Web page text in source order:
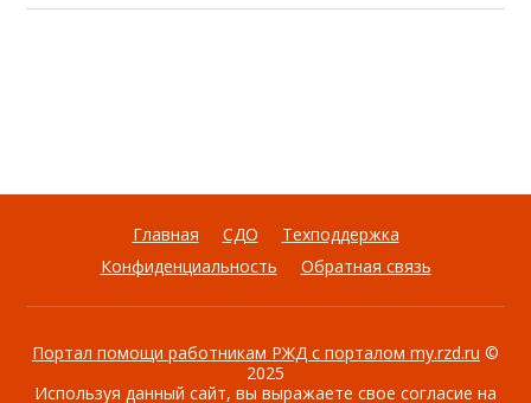
Главная СДО
Техподдержка
Конфиденциальность
Обратная связь
Портал помощи работникам РЖД с порталом my.rzd.ru ©
2025
Используя данный сайт, вы выражаете свое согласие на